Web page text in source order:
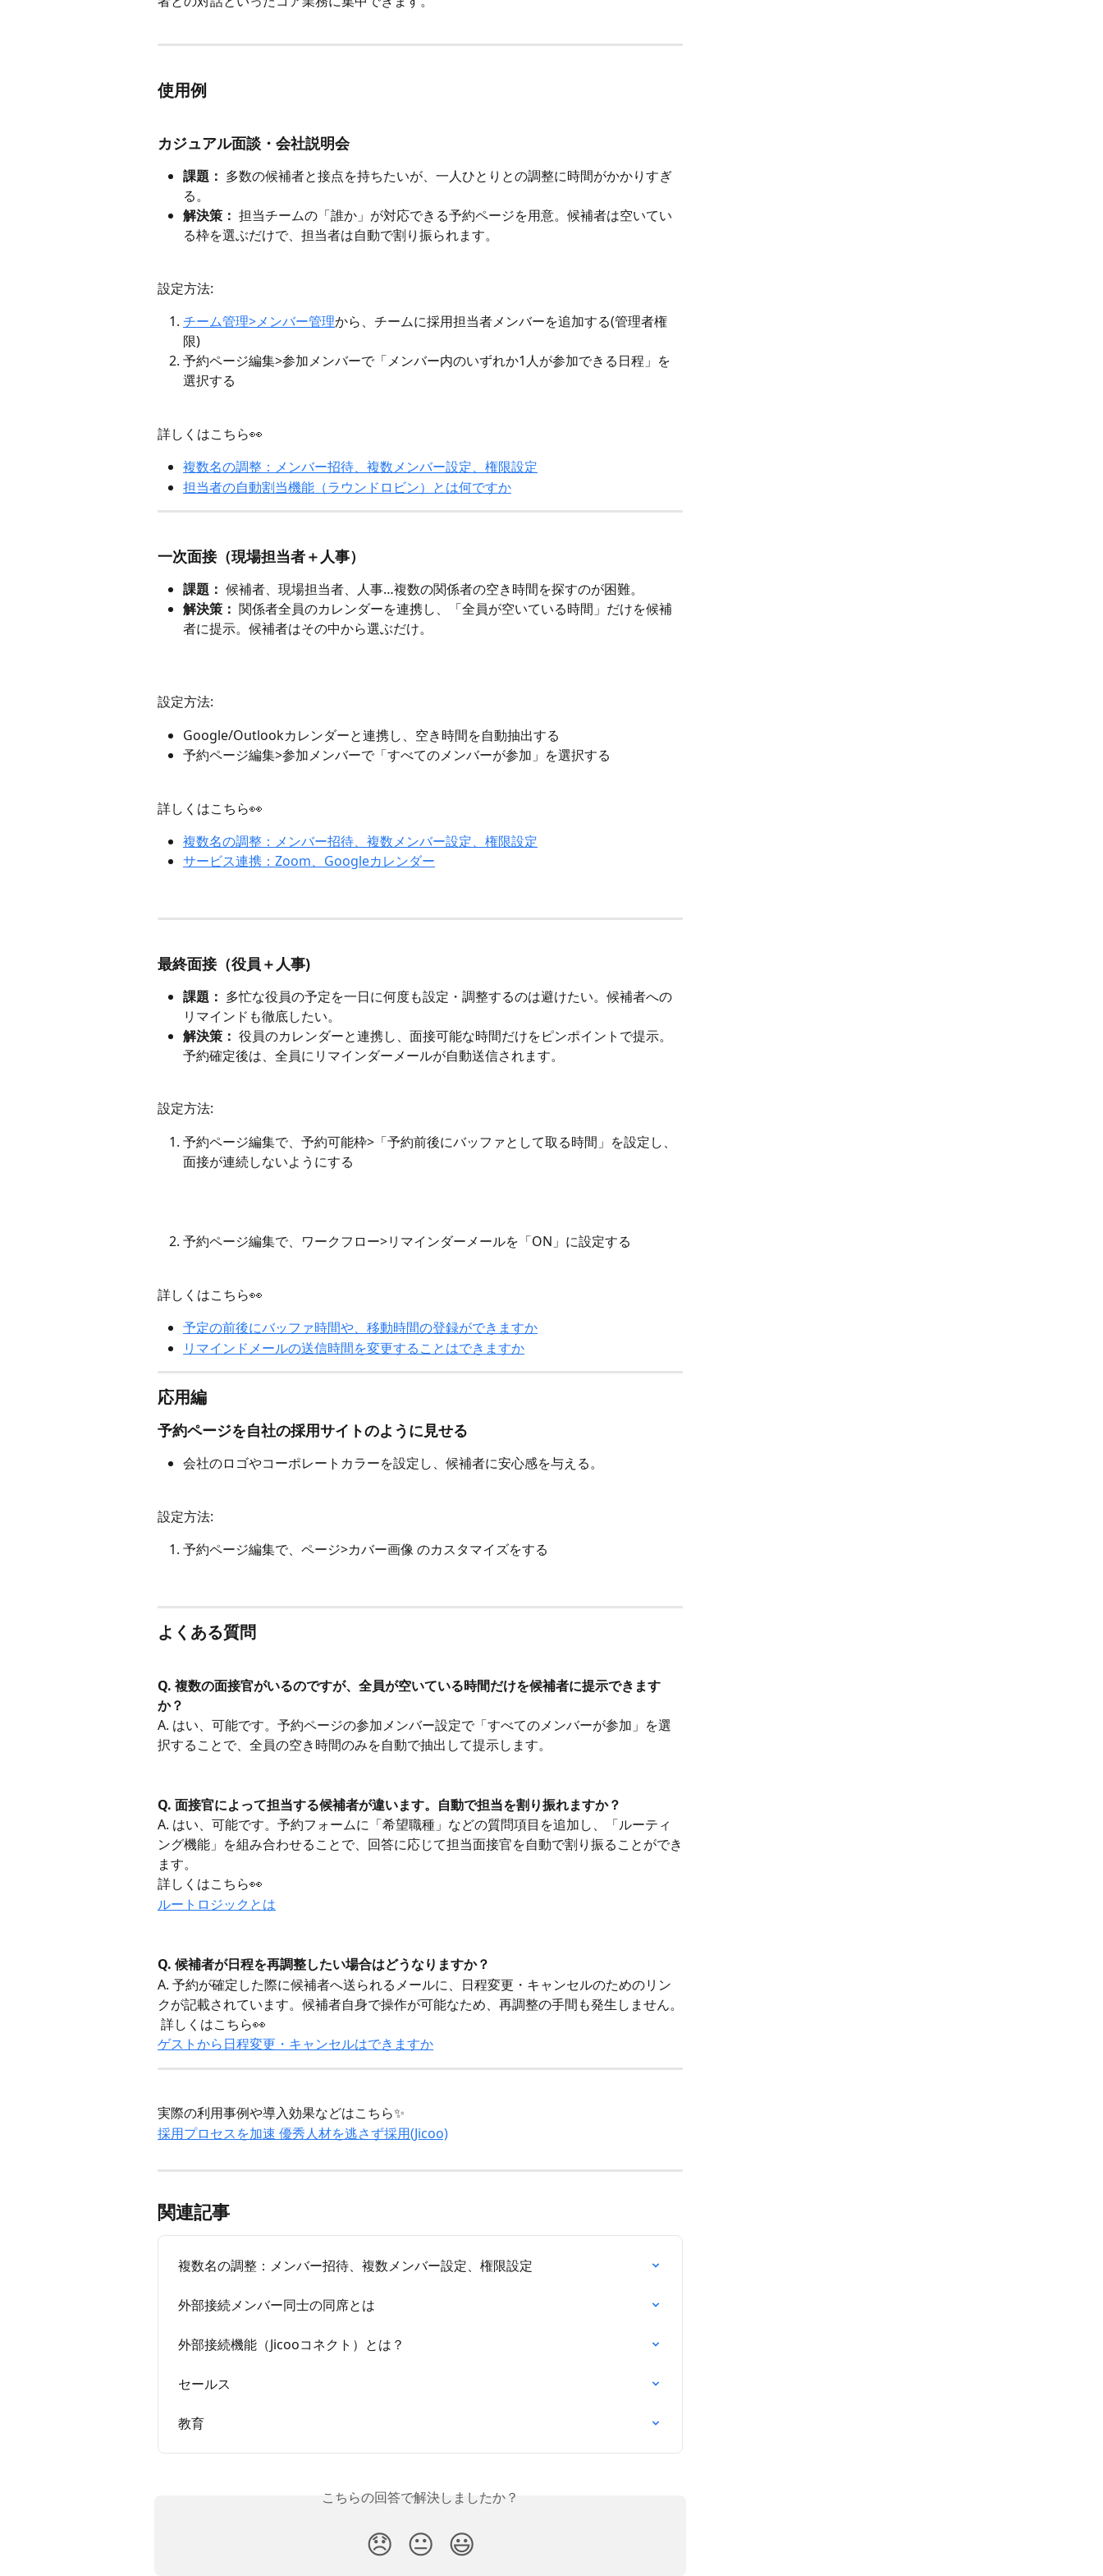
使用例
カジュアル面談・会社説明会
課題： 多数の候補者と接点を持ちたいが、一人ひとりとの調整に時間がかかりすぎ
る。
解決策： 担当チームの「誰か」が対応できる予約ページを用意。候補者は空いてい
る枠を選ぶだけで、担当者は自動で割り振られます。
設定方法:
チーム管理>メンバー管理から、チームに採用担当者メンバーを追加する(管理者権
限)
予約ページ編集>参加メンバーで「メンバー内のいずれか1人が参加できる日程」を
選択する
詳しくはこちら👀
複数名の調整：メンバー招待、複数メンバー設定、権限設定
担当者の自動割当機能（ラウンドロビン）とは何ですか
一次面接（現場担当者＋人事）
課題： 候補者、現場担当者、人事…複数の関係者の空き時間を探すのが困難。
解決策： 関係者全員のカレンダーを連携し、「全員が空いている時間」だけを候補
者に提示。候補者はその中から選ぶだけ。
設定方法:
Google/Outlookカレンダーと連携し、空き時間を自動抽出する
予約ページ編集>参加メンバーで「すべてのメンバーが参加」を選択する
詳しくはこちら👀
複数名の調整：メンバー招待、複数メンバー設定、権限設定
サービス連携：Zoom、Googleカレンダー
最終面接（役員＋人事)
課題： 多忙な役員の予定を一日に何度も設定・調整するのは避けたい。候補者への
リマインドも徹底したい。
解決策： 役員のカレンダーと連携し、面接可能な時間だけをピンポイントで提示。
予約確定後は、全員にリマインダーメールが自動送信されます。
設定方法:
予約ページ編集で、予約可能枠>「予約前後にバッファとして取る時間」を設定し、
面接が連続しないようにする
予約ページ編集で、ワークフロー>リマインダーメールを「ON」に設定する
詳しくはこちら👀
予定の前後にバッファ時間や、移動時間の登録ができますか
リマインドメールの送信時間を変更することはできますか
応用編
予約ページを自社の採用サイトのように見せる
会社のロゴやコーポレートカラーを設定し、候補者に安心感を与える。
設定方法:
予約ページ編集で、ページ>カバー画像 のカスタマイズをする
よくある質問
Q. 複数の面接官がいるのですが、全員が空いている時間だけを候補者に提示できます
か？
A. はい、可能です。予約ページの参加メンバー設定で「すべてのメンバーが参加」を選
択することで、全員の空き時間のみを自動で抽出して提示します。
Q. 面接官によって担当する候補者が違います。自動で担当を割り振れますか？
A. はい、可能です。予約フォームに「希望職種」などの質問項目を追加し、「ルーティ
ング機能」を組み合わせることで、回答に応じて担当面接官を自動で割り振ることができ
ます。
詳しくはこちら👀
ルートロジックとは
Q. 候補者が日程を再調整したい場合はどうなりますか？
A. 予約が確定した際に候補者へ送られるメールに、日程変更・キャンセルのためのリン
クが記載されています。候補者自身で操作が可能なため、再調整の手間も発生しません。
詳しくはこちら👀
ゲストから日程変更・キャンセルはできますか
実際の利用事例や導入効果などはこちら✨
採用プロセスを加速 優秀人材を逃さず採用(Jicoo)
関連記事
複数名の調整：メンバー招待、複数メンバー設定、権限設定
外部接続メンバー同士の同席とは
外部接続機能（Jicooコネクト）とは？
セールス
教育
こちらの回答で解決しましたか？
😞 😐 😃